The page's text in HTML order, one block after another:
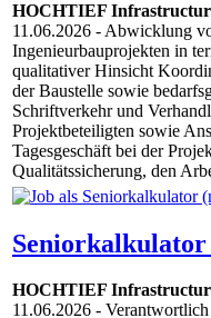
HOCHTIEF
11.06.2026 - Abwicklung
Ingenieurbauprojekten in
qualitativer Hinsicht
der Baustelle sowie
Schriftverkehr und
Projektbeteiligten sowie
Tagesgeschäft bei der
Qualitätssicherung, den
HOCHTIEF
11.06.2026 -